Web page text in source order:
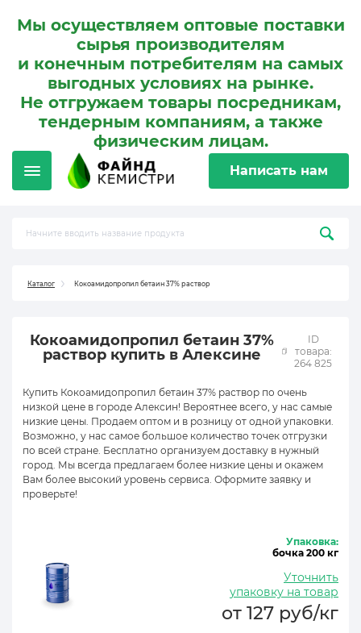
Мы осуществляем оптовые поставки
сырья производителям
и конечным потребителям на самых
выгодных условиях на рынке.
Не отгружаем товары посредникам,
тендерным компаниям, а также
физическим лицам.
Написать нам
Каталог Кокоамидопропил бетаин 37% раствор
Кокоамидопропил бетаин 37%
раствор купить в Алексине
ID
товара:
264 825
Купить Кокоамидопропил бетаин 37% раствор по очень
низкой цене в городе Алексин! Вероятнее всего, у нас самые
низкие цены. Продаем оптом и в розницу от одной упаковки.
Возможно, у нас самое большое количество точек отгрузки
по всей стране. Бесплатно организуем доставку в нужный
город. Мы всегда предлагаем более низкие цены и окажем
Вам более высокий уровень сервиса. Оформите заявку и
проверьте!
Упаковка:
бочка 200 кг
Уточнить
упаковку на товар
от 127 руб/кг